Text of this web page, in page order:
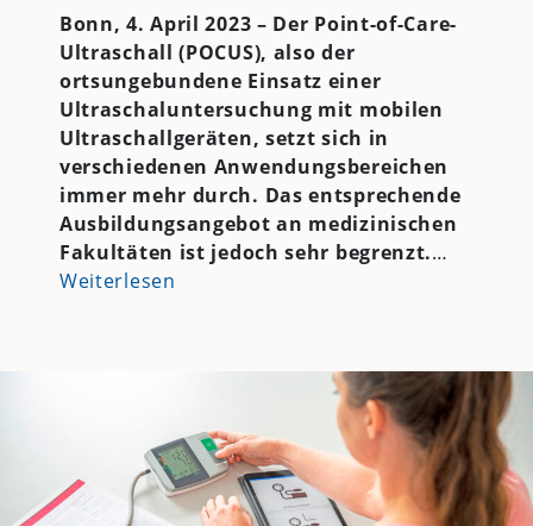
Bonn, 4. April 2023 – Der Point-of-Care-
Ultraschall (POCUS), also der
ortsungebundene Einsatz einer
Ultraschaluntersuchung mit mobilen
Ultraschallgeräten, setzt sich in
verschiedenen Anwendungsbereichen
immer mehr durch. Das entsprechende
Ausbildungsangebot an medizinischen
Fakultäten ist jedoch sehr begrenzt.…
Weiterlesen